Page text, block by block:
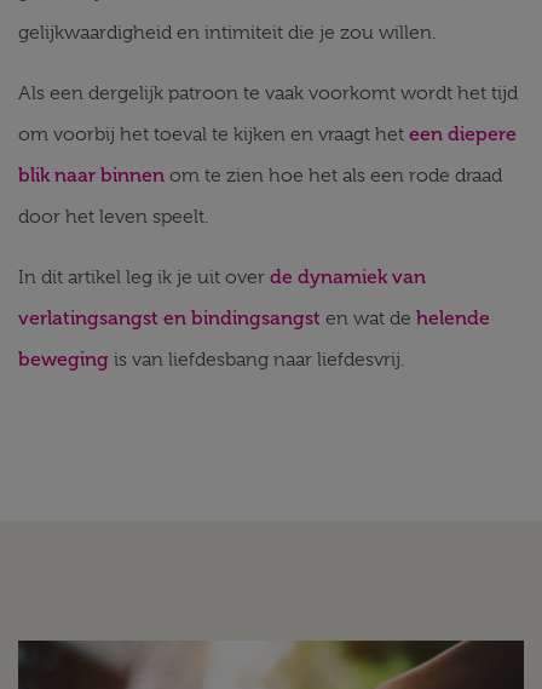
gelijkwaardigheid en intimiteit die je zou willen.
Als een dergelijk patroon te vaak voorkomt wordt het tijd
om voorbij het toeval te kijken en vraagt het een diepere
blik naar binnen om te zien hoe het als een rode draad
door het leven speelt.
In dit artikel leg ik je uit over de dynamiek van
verlatingsangst en bindingsangst en wat de helende
beweging is van liefdesbang naar liefdesvrij.